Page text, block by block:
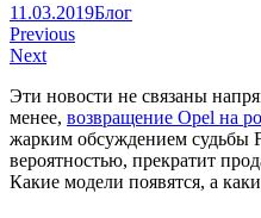
Артем
Краснов
11.03.2019Блог
Навигация
по
записям
Previous
Next
Эти новости не связаны
менее, возвращение Opel на
жарким обсуждением судьбы
вероятностью, прекратит
Какие модели появятся, а